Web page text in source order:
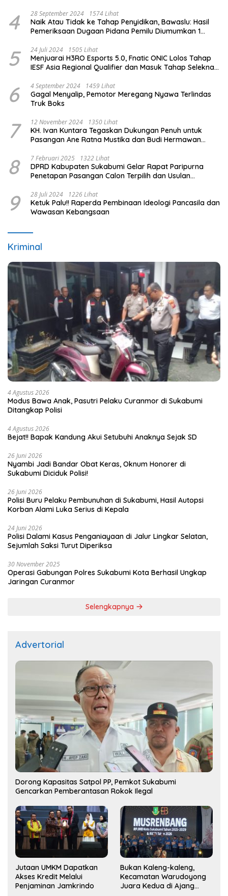
4 28 September 2024 1574 Lihat
Naik Atau Tidak ke Tahap Penyidikan, Bawaslu: Hasil
Pemeriksaan Dugaan Pidana Pemilu Diumumkan 1
5 24 Juli 2024 1505 Lihat
Menjuarai H3RO Esports 5.0, Fnatic ONIC Lolos Tahap
IESF Asia Regional Qualifier dan Masuk Tahap Seleknas
6 4 September 2024 1459 Lihat
Gagal Menyalip, Pemotor Meregang Nyawa Terlindas
Truk Boks
7 12 November 2024 1350 Lihat
KH. Ivan Kuntara Tegaskan Dukungan Penuh untuk
Pasangan Ane Ratna Mustika dan Budi Hermawan
8 7 Februari 2025 1322 Lihat
DPRD Kabupaten Sukabumi Gelar Rapat Paripurna
Penetapan Pasangan Calon Terpilih dan Usulan
9 28 Juli 2024 1226 Lihat
Ketuk Palu!! Raperda Pembinaan Ideologi Pancasila dan
Wawasan Kebangsaan
Kriminal
4 Agustus 2026
Modus Bawa Anak, Pasutri Pelaku Curanmor di Sukabumi
Ditangkap Polisi
4 Agustus 2026
Bejat!! Bapak Kandung Akui Setubuhi Anaknya Sejak SD
26 Juni 2026
Nyambi Jadi Bandar Obat Keras, Oknum Honorer di
Sukabumi Diciduk Polisi!
26 Juni 2026
Polisi Buru Pelaku Pembunuhan di Sukabumi, Hasil Autopsi
Korban Alami Luka Serius di Kepala
24 Juni 2026
Polisi Dalami Kasus Penganiayaan di Jalur Lingkar Selatan,
Sejumlah Saksi Turut Diperiksa
30 November 2025
Operasi Gabungan Polres Sukabumi Kota Berhasil Ungkap
Jaringan Curanmor
Selengkapnya
Advertorial
Dorong Kapasitas Satpol PP, Pemkot Sukabumi
Gencarkan Pemberantasan Rokok Ilegal
Jutaan UMKM Dapatkan
Akses Kredit Melalui
Penjaminan Jamkrindo
Bukan Kaleng-kaleng,
Kecamatan Warudoyong
Juara Kedua di Ajang